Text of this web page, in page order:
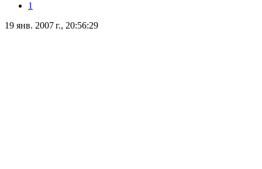
1
19 янв. 2007 г., 20:56:29